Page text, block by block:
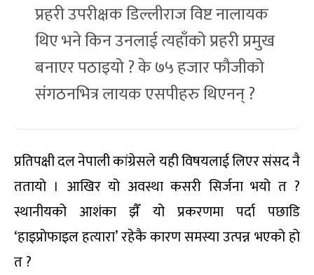
प्रहरी उपरीक्षक डिल्लीराज विष्ट नालायक
थिए भने किन उनलाई त्यहाँको प्रहरी प्रमुख
बनाएर पठाइयो ? के ७५ हजार फौजीको
संगठनभित्र लायक एसपीहरु थिएनन् ?
प्रतिपक्षी दल नेपाली कांग्रेसले यही विषयलाई लिएर संसद नै
ततायो । आखिर यो अवस्था कसरी सिर्जना भयो त ?
स्थानीयको आशंका झैँ यो प्रकरणमा पर्दा पछाडि
‘हाइप्रोफाइल हत्यारा’ रहेकै कारण समस्या उत्पन्न भएको हो
त ?